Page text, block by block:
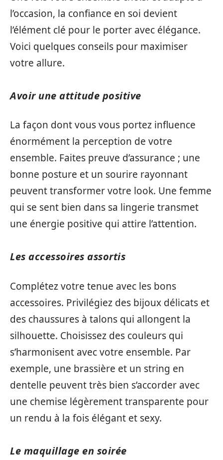
l’occasion, la confiance en soi devient
l’élément clé pour le porter avec élégance.
Voici quelques conseils pour maximiser
votre allure.
Avoir une attitude positive
La façon dont vous vous portez influence
énormément la perception de votre
ensemble. Faites preuve d’assurance ; une
bonne posture et un sourire rayonnant
peuvent transformer votre look. Une femme
qui se sent bien dans sa lingerie transmet
une énergie positive qui attire l’attention.
Les accessoires assortis
Complétez votre tenue avec les bons
accessoires. Privilégiez des bijoux délicats et
des chaussures à talons qui allongent la
silhouette. Choisissez des couleurs qui
s’harmonisent avec votre ensemble. Par
exemple, une brassière et un string en
dentelle peuvent très bien s’accorder avec
une chemise légèrement transparente pour
un rendu à la fois élégant et sexy.
Le maquillage en soirée